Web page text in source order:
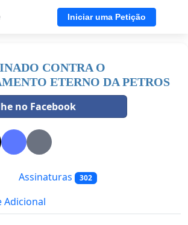
Iniciar uma Petição
CONTRA O
ETERNO DA PETROS
no Facebook
Assinaturas 302
Adicional